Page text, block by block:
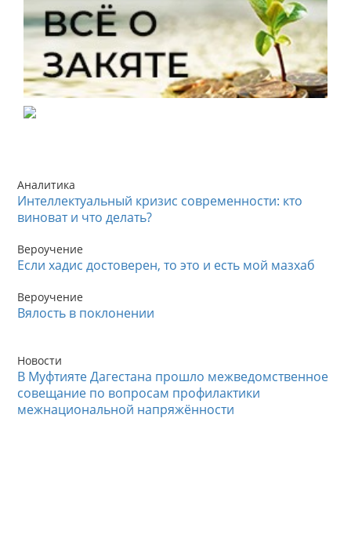
Аналитика
Интеллектуальный кризис современности: кто
виноват и что делать?
Вероучение
Если хадис достоверен, то это и есть мой мазхаб
Вероучение
Вялость в поклонении
Новости
В Муфтияте Дагестана прошло межведомственное
совещание по вопросам профилактики
межнациональной напряжённости